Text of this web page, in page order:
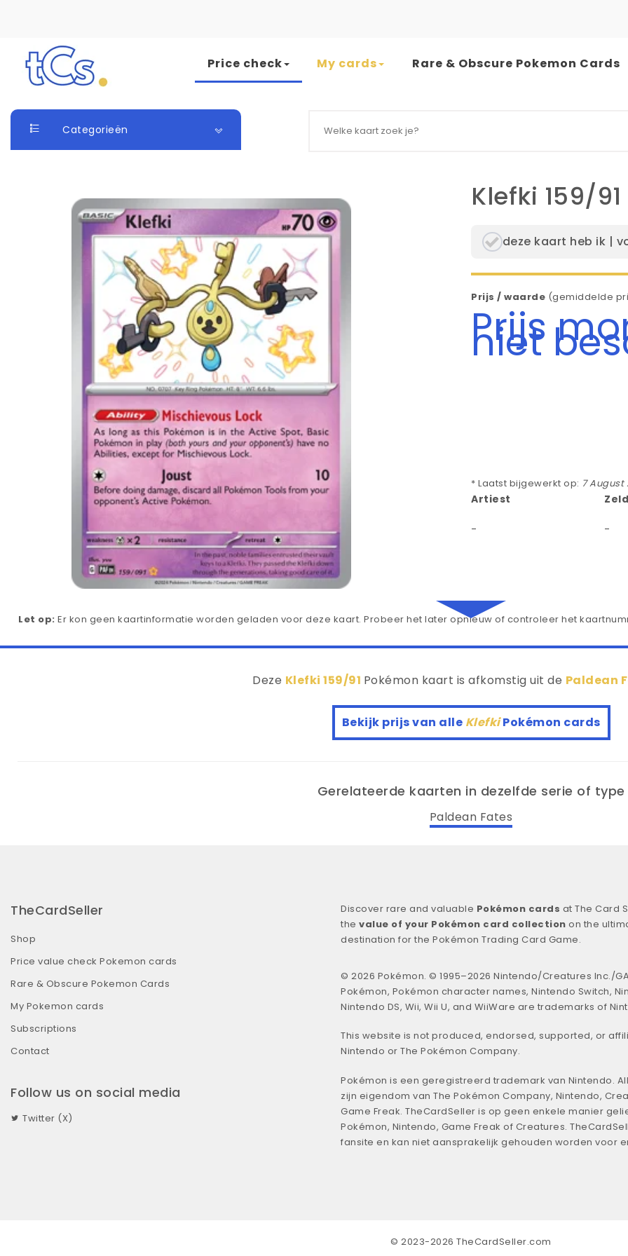
Skip to content
Price check My cards Rare & Obscure Pokemon Cards
Categorieën
Klefki 159/91
deze kaart heb ik |
Prijs / waarde (gemiddelde
Prijs
niet
* Laatst bijgewerkt op: 7 August
Artiest
- -
Let op: Er kon geen kaartinformatie worden geladen voor deze kaart. Probeer het later opnieuw of controleer het
Deze Klefki 159/91 Pokémon kaart is afkomstig uit de Paldean
Bekijk prijs van alle KlefkiPokémon cards
Gerelateerde kaarten in dezelfde serie of type
Paldean Fates
TheCardSeller
Shop
Price value check Pokemon cards
Rare & Obscure Pokemon Cards
My Pokemon cards
Subscriptions
Contact
Follow us on social media
Twitter (X)
Discover rare and valuable Pokémon cards at The Card
the value of your Pokémon card collection on the
destination for the Pokémon Trading Card Game.
© 2026 Pokémon. © 1995–2026 Nintendo/Creatures Inc./
Pokémon, Pokémon character names, Nintendo Switch,
Nintendo DS, Wii, Wii U, and WiiWare are trademarks of
This website is not produced, endorsed, supported, or
Nintendo or The Pokémon Company.
Pokémon is een geregistreerd trademark van Nintendo.
zijn eigendom van The Pokémon Company, Nintendo,
Game Freak. TheCardSeller is op geen enkele manier
Pokémon, Nintendo, Game Freak of Creatures.
fansite en kan niet aansprakelijk gehouden worden voor
© 2023-2026 TheCardSeller.com